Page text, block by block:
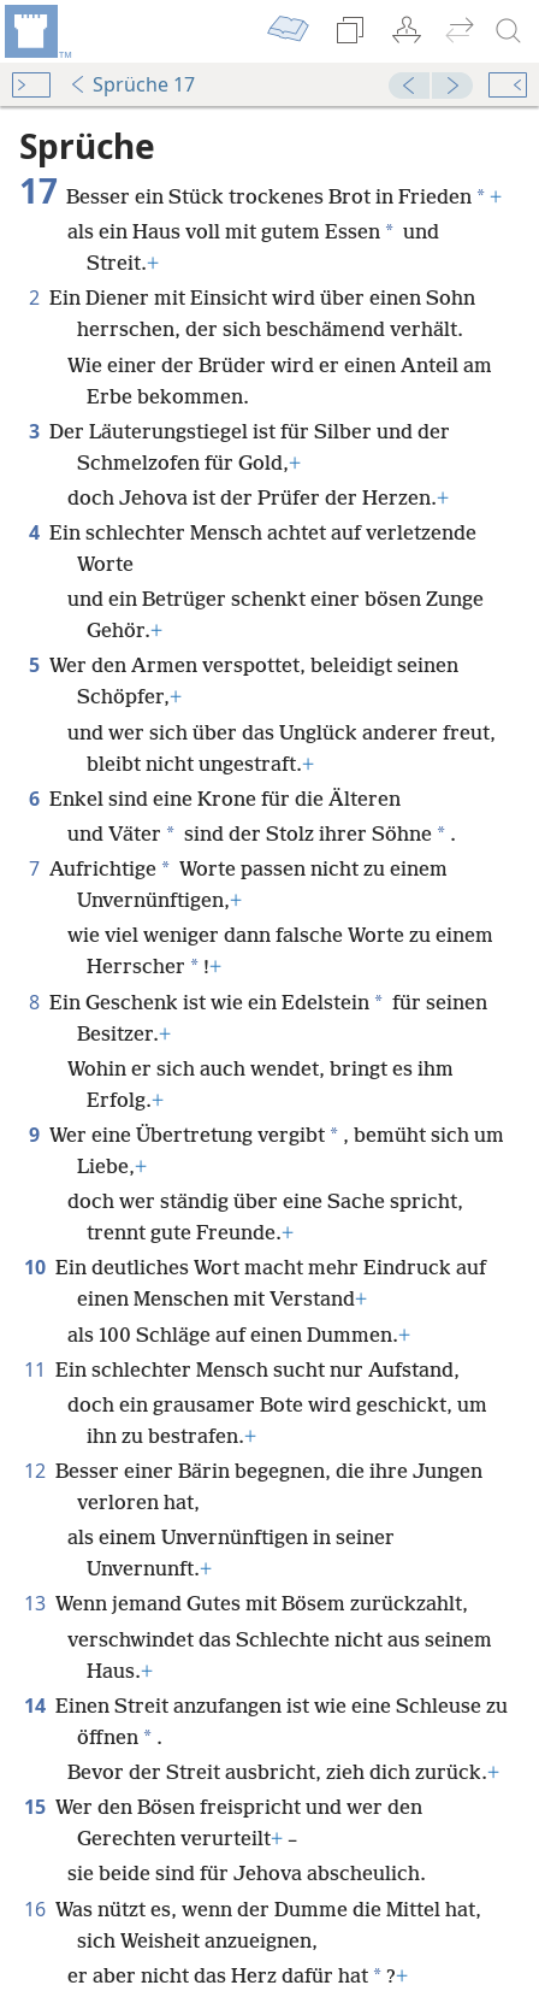
Sprüche 17
Sprüche
17 Besser ein Stück trockenes Brot in Frieden * +
als ein Haus voll mit gutem Essen * und
Streit.+
2 Ein Diener mit Einsicht wird über einen Sohn
herrschen, der sich beschämend verhält.
Wie einer der Brüder wird er einen Anteil am
Erbe bekommen.
3 Der Läuterungstiegel ist für Silber und der
Schmelzofen für Gold,+
doch Jehova ist der Prüfer der Herzen.+
4 Ein schlechter Mensch achtet auf verletzende
Worte
und ein Betrüger schenkt einer bösen Zunge
Gehör.+
5 Wer den Armen verspottet, beleidigt seinen
Schöpfer,+
und wer sich über das Unglück anderer freut,
bleibt nicht ungestraft.+
6 Enkel sind eine Krone für die Älteren
und Väter * sind der Stolz ihrer Söhne * .
7 Aufrichtige * Worte passen nicht zu einem
Unvernünftigen,+
wie viel weniger dann falsche Worte zu einem
Herrscher * !+
8 Ein Geschenk ist wie ein Edelstein * für seinen
Besitzer.+
Wohin er sich auch wendet, bringt es ihm
Erfolg.+
9 Wer eine Übertretung vergibt * , bemüht sich um
Liebe,+
doch wer ständig über eine Sache spricht,
trennt gute Freunde.+
10 Ein deutliches Wort macht mehr Eindruck auf
einen Menschen mit Verstand+
als 100 Schläge auf einen Dummen.+
11 Ein schlechter Mensch sucht nur Aufstand,
doch ein grausamer Bote wird geschickt, um
ihn zu bestrafen.+
12 Besser einer Bärin begegnen, die ihre Jungen
verloren hat,
als einem Unvernünftigen in seiner
Unvernunft.+
13 Wenn jemand Gutes mit Bösem zurückzahlt,
verschwindet das Schlechte nicht aus seinem
Haus.+
14 Einen Streit anzufangen ist wie eine Schleuse zu
öffnen * .
Bevor der Streit ausbricht, zieh dich zurück.+
15 Wer den Bösen freispricht und wer den
Gerechten verurteilt+ –
sie beide sind für Jehova abscheulich.
16 Was nützt es, wenn der Dumme die Mittel hat,
sich Weisheit anzueignen,
er aber nicht das Herz dafür hat * ?+